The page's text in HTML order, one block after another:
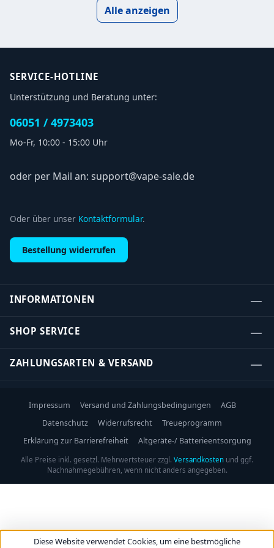
Alle anzeigen
SERVICE-HOTLINE
Unterstützung und Beratung unter:
06051 / 4973403
Mo-Fr, 10:00 - 15:00 Uhr
oder per Mail an: support@vape-sale.de
Oder über unser Kontaktformular.
Bestellung widerrufen
INFORMATIONEN
SHOP SERVICE
ZAHLUNGSARTEN & VERSAND
Impressum Versand und Zahlungsbedingungen
AGB
Datenschutz
Widerrufsrecht
Treueprogramm
Erklärung zur Barrierefreiheit
Altgeräte-/ Batterieentsorgung
Alle Preise inkl. gesetzl. Mehrwertsteuer zzgl. Versandkosten und ggf.
Nachnahmegebühren, wenn nicht anders angegeben.
Diese Website verwendet Cookies, um eine bestmögliche